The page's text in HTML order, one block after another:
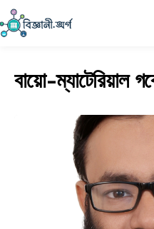
বায়ো-ম্যাটেরিয়াল